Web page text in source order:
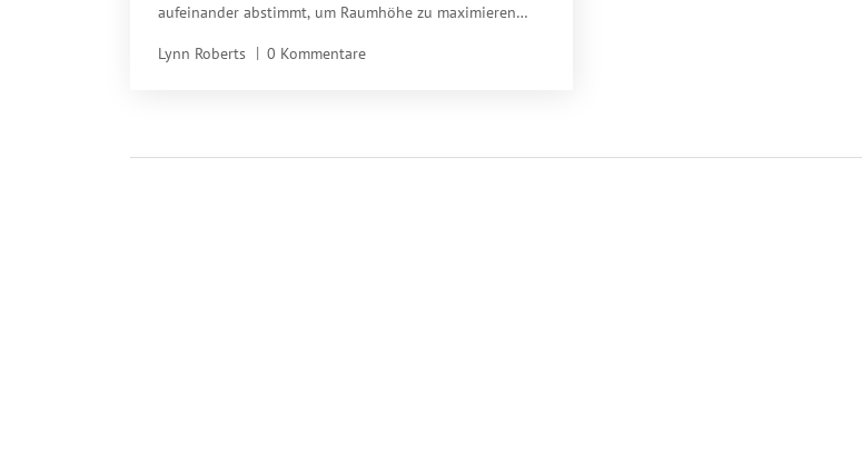
aufeinander abstimmt, um Raumhöhe zu maximieren
Lynn Roberts
0 Kommentare